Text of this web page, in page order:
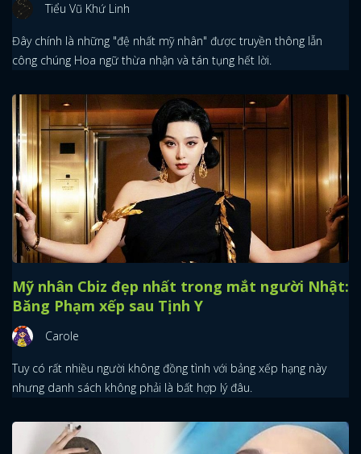
Tiểu Vũ Khứ Linh
Đây chính là những "đệ nhất mỹ nhân" được truyền thông lẫn
công chúng Hoa ngữ thừa nhận và tán tụng hết lời.
Mỹ nhân Cbiz đẹp nhất trong mắt người Nhật:
Băng Phạm xếp sau Tịnh Y
Carole
Tuy có rất nhiều người không đồng tình với bảng xếp hạng này
nhưng danh sách không phải là bất hợp lý đâu.